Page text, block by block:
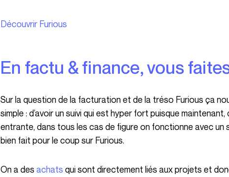
Découvrir Furious
En factu & finance, vous
Sur la question de la facturation et de la tréso Furious ça nous permet quelque chose qui est assez
simple : d’avoir un suivi qui est hyper fort puisque
entrante, dans tous les cas de figure on fonctionne avec un
bien fait pour le coup sur Furious.
On a des achats qui sont directement liés aux projets et